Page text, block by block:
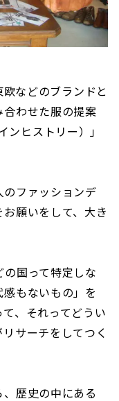
などのブランドと
わせた服の提案
ヒストリー）」
のファッションデ
願いをして、大き
国って特定しな
もないもの」を
、それってどうい
サーチをしてつく
、歴史の中にある